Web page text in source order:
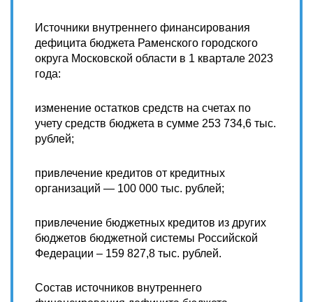
Источники внутреннего финансирования
дефицита бюджета Раменского городского
округа Московской области в 1 квартале 2023
года:
изменение остатков средств на счетах по
учету средств бюджета в сумме 253 734,6 тыс.
рублей;
привлечение кредитов от кредитных
организаций — 100 000 тыс. рублей;
привлечение бюджетных кредитов из других
бюджетов бюджетной системы Российской
Федерации – 159 827,8 тыс. рублей.
Состав источников внутреннего